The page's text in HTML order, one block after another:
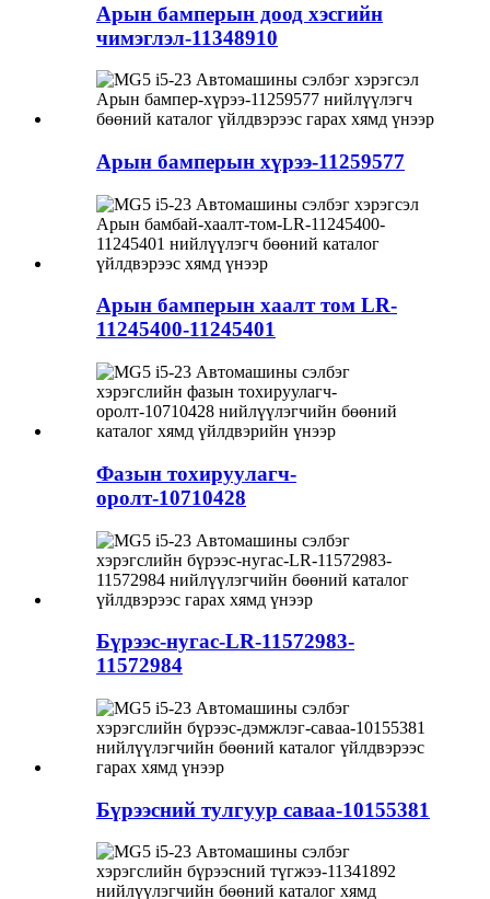
Арын бамперын доод хэсгийн
чимэглэл-11348910
Арын бамперын хүрээ-11259577
Арын бамперын хаалт том LR-
11245400-11245401
Фазын тохируулагч-
оролт-10710428
Бүрээс-нугас-LR-11572983-
11572984
Бүрээсний тулгуур саваа-10155381